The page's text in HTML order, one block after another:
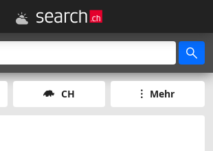
CH Mehr